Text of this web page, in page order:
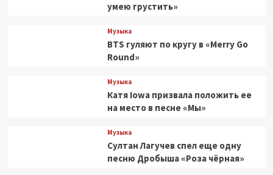
умею грустить»
Музыка
BTS гуляют по кругу в «Merry Go
Round»
Музыка
Катя Iowa призвала положить ее
на место в песне «Мы»
Музыка
Султан Лагучев спел еще одну
песню Дробыша «Роза чёрная»